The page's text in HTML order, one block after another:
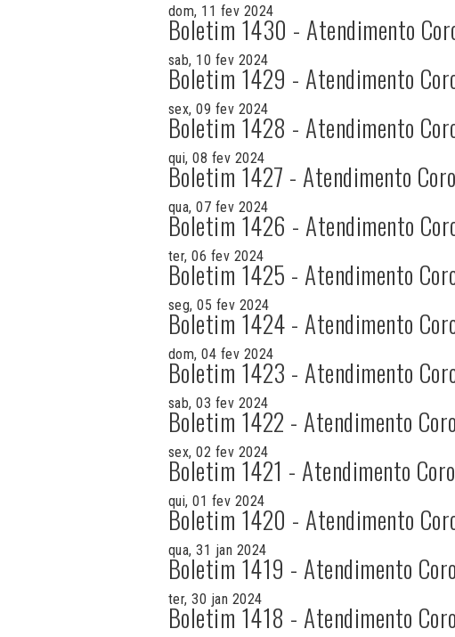
dom, 11 fev 2024
Boletim 1430 - Atendimento
sab, 10 fev 2024
Boletim 1429 - Atendimento
sex, 09 fev 2024
Boletim 1428 - Atendimento
qui, 08 fev 2024
Boletim 1427 - Atendimento
qua, 07 fev 2024
Boletim 1426 - Atendimento
ter, 06 fev 2024
Boletim 1425 - Atendimento
seg, 05 fev 2024
Boletim 1424 - Atendimento
dom, 04 fev 2024
Boletim 1423 - Atendimento
sab, 03 fev 2024
Boletim 1422 - Atendimento
sex, 02 fev 2024
Boletim 1421 - Atendimento
qui, 01 fev 2024
Boletim 1420 - Atendimento
qua, 31 jan 2024
Boletim 1419 - Atendimento
ter, 30 jan 2024
Boletim 1418 - Atendimento